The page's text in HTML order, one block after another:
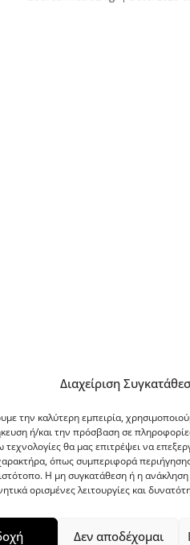
Διαχείριση
την καλύτερη εμπειρία,
ή/και την πρόσβαση σε
τεχνολογίες θα μας επιτρέψει να
όπως συμπεριφορά
Η μη συγκατάθεση ή η
ορισμένες λειτουργίες και
Δεν αποδέχομαι